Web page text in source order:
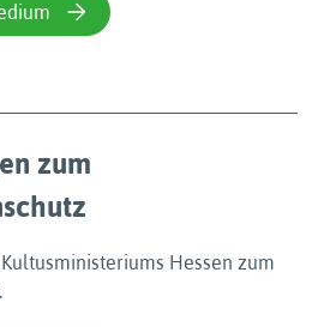
zum
Hessen zum